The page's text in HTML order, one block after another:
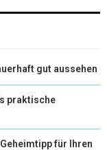
gut aussehen
praktische
für Ihren